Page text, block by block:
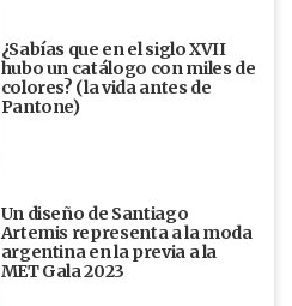
¿Sabías que en el siglo XVII
hubo un catálogo con miles de
colores? (la vida antes de
Pantone)
Un diseño de Santiago
Artemis representa a la moda
argentina en la previa a la
MET Gala 2023